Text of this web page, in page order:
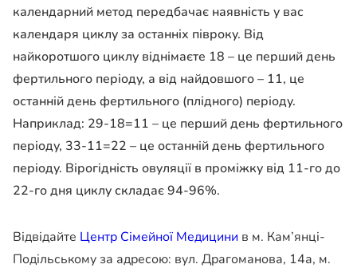
календарний метод передбачає наявність у вас
календаря циклу за останніх півроку. Від
найкоротшого циклу віднімаєте 18 – це перший день
фертильного періоду, а від найдовшого – 11, це
останній день фертильного (плідного) періоду.
Наприклад: 29-18=11 – це перший день фертильного
періоду, 33-11=22 – це останній день фертильного
періоду. Вірогідність овуляції в проміжку від 11-го до
22-го дня циклу складає 94-96%.
Відвідайте Центр Сімейної Медицини в м. Кам’янці-
Подільському за адресою: вул. Драгоманова, 14а, м.